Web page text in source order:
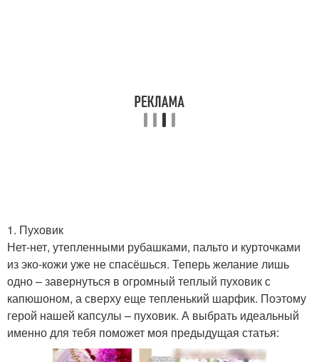
1. Пуховик
Нет-нет, утепленными рубашками, пальто и курточками
из эко-кожи уже не спасёшься. Теперь желание лишь
одно – завернуться в огромный теплый пуховик с
капюшоном, а сверху еще тепленький шарфик. Поэтому
герой нашей капсулы – пуховик. А выбрать идеальный
именно для тебя поможет моя предыдущая статья: